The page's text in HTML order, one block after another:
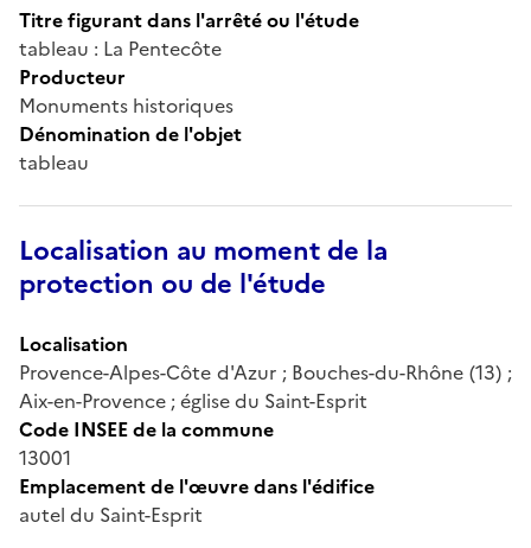
Titre figurant dans l'arrêté ou l'étude
tableau : La Pentecôte
Producteur
Monuments historiques
Dénomination de l'objet
tableau
Localisation au moment de la
protection ou de l'étude
Localisation
Provence-Alpes-Côte d'Azur ; Bouches-du-Rhône (13) ;
Aix-en-Provence ; église du Saint-Esprit
Code INSEE de la commune
13001
Emplacement de l'œuvre dans l'édifice
autel du Saint-Esprit